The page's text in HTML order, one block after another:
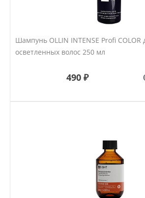
Шампунь OLLIN INTENSE Profi COLOR
осветленных волос 250 мл
490 ₽